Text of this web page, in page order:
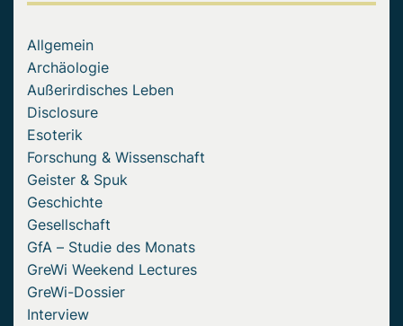
Allgemein
Archäologie
Außerirdisches Leben
Disclosure
Esoterik
Forschung & Wissenschaft
Geister & Spuk
Geschichte
Gesellschaft
GfA – Studie des Monats
GreWi Weekend Lectures
GreWi-Dossier
Interview